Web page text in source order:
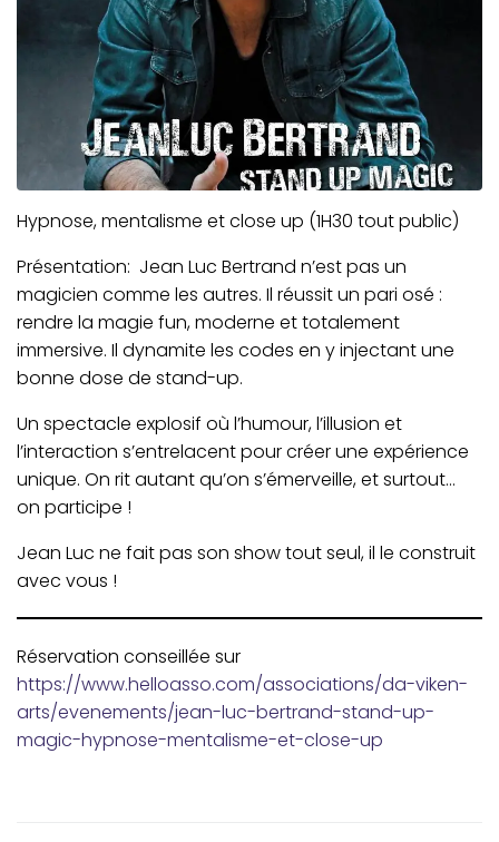
Hypnose, mentalisme et close up (1H30 tout public)
Présentation: Jean Luc Bertrand n’est pas un
magicien comme les autres. Il réussit un pari osé :
rendre la magie fun, moderne et totalement
immersive. Il dynamite les codes en y injectant une
bonne dose de stand-up.
Un spectacle explosif où l’humour, l’illusion et
l’interaction s’entrelacent pour créer une expérience
unique. On rit autant qu’on s’émerveille, et surtout…
on participe !
Jean Luc ne fait pas son show tout seul, il le construit
avec vous !
Réservation conseillée sur
https://www.helloasso.com/associations/da-viken-
arts/evenements/jean-luc-bertrand-stand-up-
magic-hypnose-mentalisme-et-close-up